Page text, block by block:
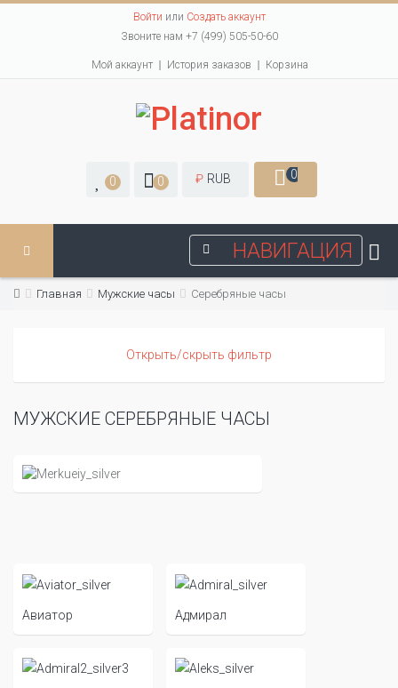
Войти или Создать аккаунт
Звоните нам +7 (499) 505-50-60
Мой аккаунт История заказов Корзина
0 0 ₽ RUB 0
НАВИГАЦИЯ
Главная Мужские часы Серебряные часы
Открыть/скрыть фильтр
МУЖСКИЕ СЕРЕБРЯНЫЕ ЧАСЫ
Авиатор Адмирал